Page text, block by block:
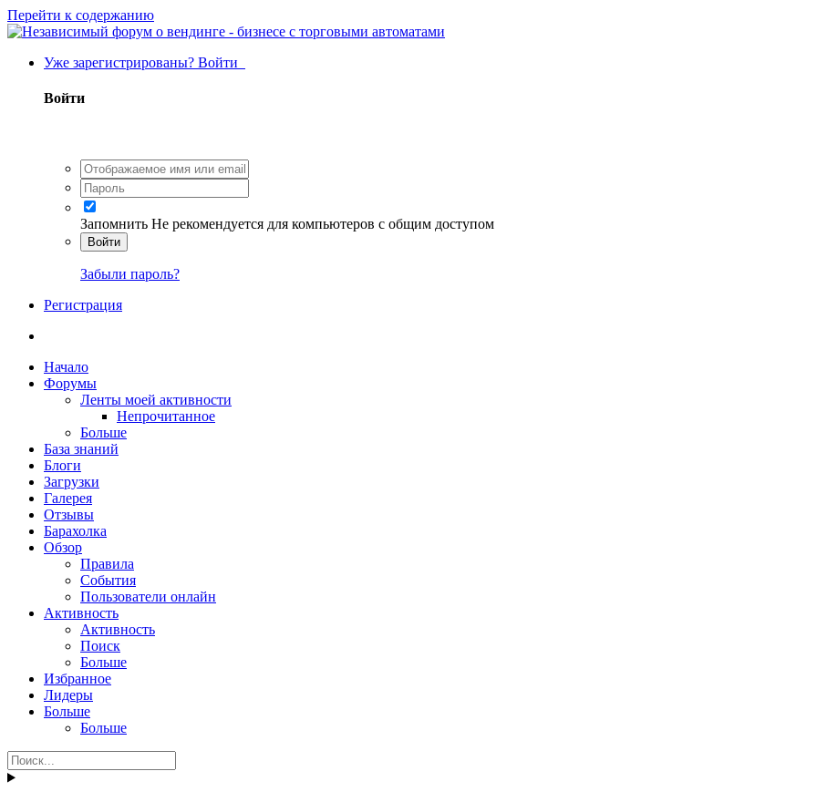
Перейти к содержанию
Уже зарегистрированы? Войти
Войти
Запомнить Не рекомендуется для компьютеров с общим доступом
Войти
Забыли пароль?
Регистрация
Начало
Форумы
Ленты моей активности
Непрочитанное
Больше
База знаний
Блоги
Загрузки
Галерея
Отзывы
Барахолка
Обзор
Правила
События
Пользователи онлайн
Активность
Активность
Поиск
Больше
Избранное
Лидеры
Больше
Больше